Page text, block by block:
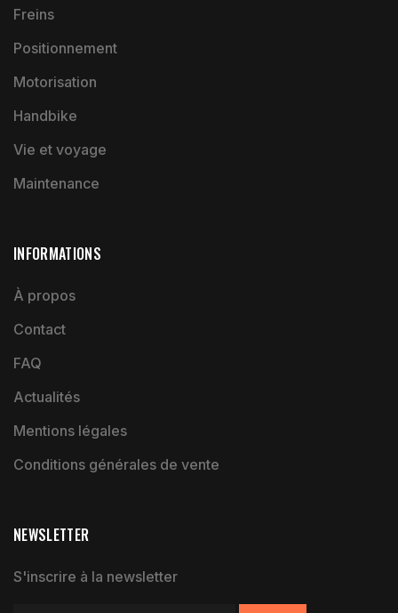
Freins
Positionnement
Motorisation
Handbike
Vie et voyage
Maintenance
INFORMATIONS
À propos
Contact
FAQ
Actualités
Mentions légales
Conditions générales de vente
NEWSLETTER
S'inscrire à la newsletter